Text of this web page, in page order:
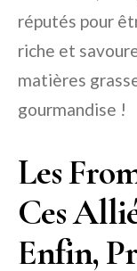
réputés pour
riche et
matières
gourmandise !
Les
Ces
Enfin,